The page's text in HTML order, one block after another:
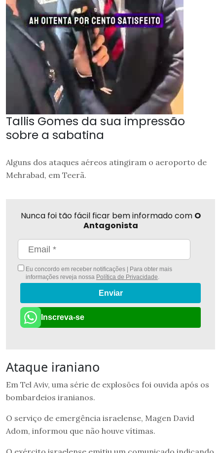
Tallis Gomes da sua impressão
sobre a sabatina
Alguns dos ataques aéreos atingiram o aeroporto de
Mehrabad, em Teerã.
Nunca foi tão fácil ficar bem informado com O
Antagonista
Eu concordo em receber notificações | Para obter mais
informações reveja nossa Política de Privacidade.
Enviar
Inscreva-se
Ataque iraniano
Em Tel Aviv, uma série de explosões foi ouvida após os
bombardeios iranianos.
O serviço de emergência israelense, Magen David
Adom, informou que não houve vítimas.